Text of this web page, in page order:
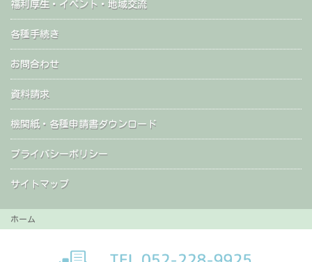
福利厚生・イベント・地域交流
各種手続き
お問合わせ
資料請求
機関紙・各種申請書ダウンロード
プライバシーポリシー
サイトマップ
ホーム